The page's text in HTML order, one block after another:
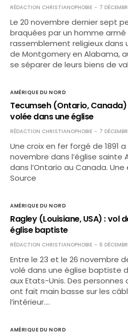
RÉDACTION CHRISTIANOPHOBIE 7
Le 20 novembre dernier sept
braquées par un homme armé
rassemblement religieux dans
de Montgomery en Alabama,
se séparer de leurs biens de
AMÉRIQUE DU NORD
Tecumseh (Ontario, Canada)
volée dans une église
RÉDACTION CHRISTIANOPHOBIE 7
Une croix en fer forgé de 1891
novembre dans l’église sainte
dans l’Ontario au Canada.
Source
AMÉRIQUE DU NORD
Ragley (Louisiane, USA) : vol
église baptiste
RÉDACTION CHRISTIANOPHOBIE 6
Entre le 23 et le 26 novembre
volé dans une église baptiste
aux Etats-Unis. Des
ont fait main basse sur les
l’intérieur.…
AMÉRIQUE DU NORD